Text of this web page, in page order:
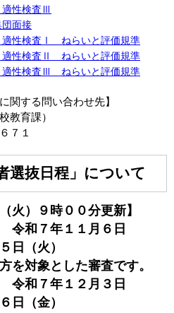
性検査Ⅲ
面接
性検査Ⅰ ねらいと評価規準
性検査Ⅱ ねらいと評価規準
性検査Ⅲ ねらいと評価規準
関する問い合わせ先】
教育課）
７１
選抜日程」について
火）９時００分更新】
和７年１１月６日
日（火）
対象とした審査です。
７年１２月３日
日（金）